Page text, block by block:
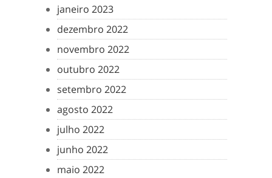
janeiro 2023
dezembro 2022
novembro 2022
outubro 2022
setembro 2022
agosto 2022
julho 2022
junho 2022
maio 2022